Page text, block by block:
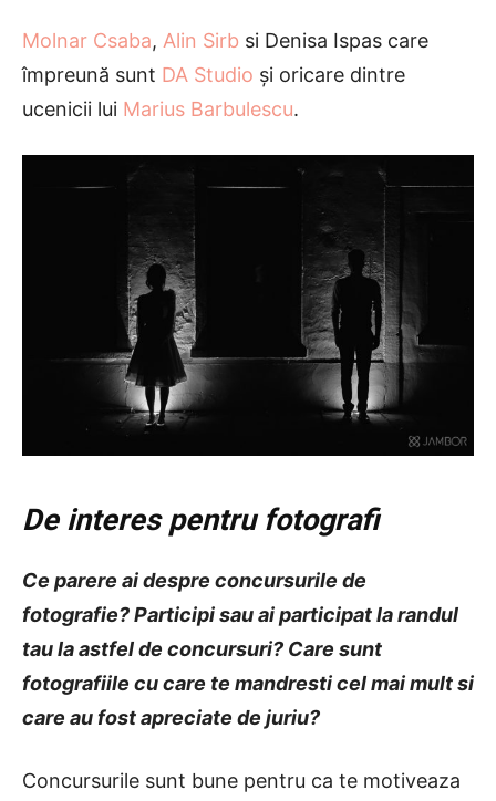
Molnar Csaba, Alin Sirb si Denisa Ispas care
împreună sunt DA Studio și oricare dintre
ucenicii lui Marius Barbulescu.
De interes pentru fotografi
Ce parere ai despre concursurile de
fotografie? Participi sau ai participat la randul
tau la astfel de concursuri? Care sunt
fotografiile cu care te mandresti cel mai mult si
care au fost apreciate de juriu?
Concursurile sunt bune pentru ca te motiveaza